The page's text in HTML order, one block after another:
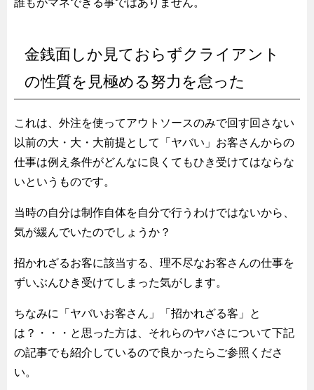
金銭面しか見ておらずクライアント
の性質を見極める努力を怠った
これは、外注を使ってアウトソースのみで回す回さない
以前の大・大・大前提として「ヤバい」お客さんからの
仕事は例え条件がどんなに良くてもひき受けてはならな
いというものです。
当時の自分は制作自体を自分で行うわけではないから、
気が緩んでいたのでしょうか？
招かれざるお客に該当する、理不尽なお客さんの仕事を
ずいぶんひき受けてしまった気がします。
ちなみに「ヤバいお客さん」「招かれざる客」と
は？・・・と思った方は、それらのヤバさについて下記
の記事でも紹介しているので良かったらご参照くださ
い。